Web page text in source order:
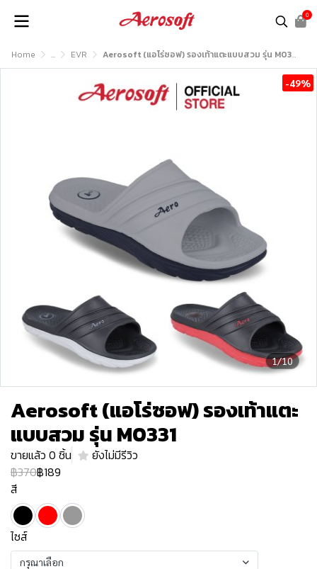
0
Home ... EVR Aerosoft (แอโร่ซอฟ) รองเท้าแตะแบบสวม รุ่น M0331
1/10
-49%
Aerosoft (แอโร่ซอฟ) รองเท้าแตะ
แบบสวม รุ่น M0331
ขายแล้ว 0 ชิ้น
ยังไม่มีรีวิว
฿370฿189
สี
ไซส์
กรุณาเลือก